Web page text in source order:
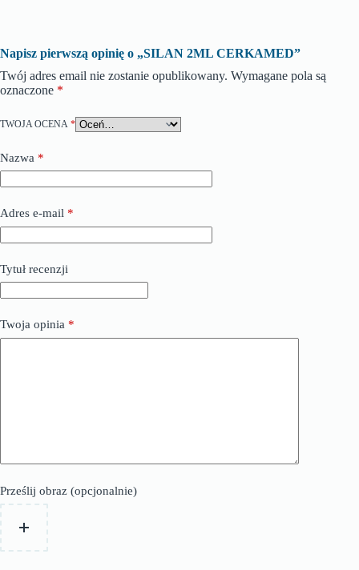
Napisz pierwszą opinię o „SILAN 2ML CERKAMED”
Twój adres email nie zostanie opublikowany. Wymagane pola są
oznaczone *
TWOJA OCENA *
Nazwa *
Adres e-mail *
Tytuł recenzji
Twoja opinia *
Prześlij obraz (opcjonalnie)